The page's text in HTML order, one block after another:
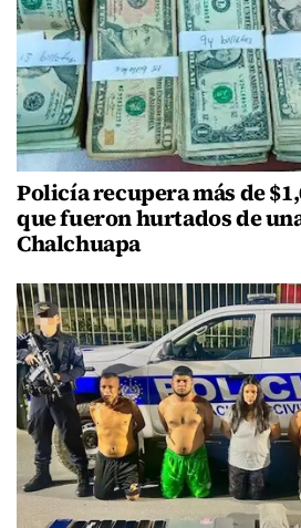
Policía recupera más de
que fueron hurtados de
Chalchuapa